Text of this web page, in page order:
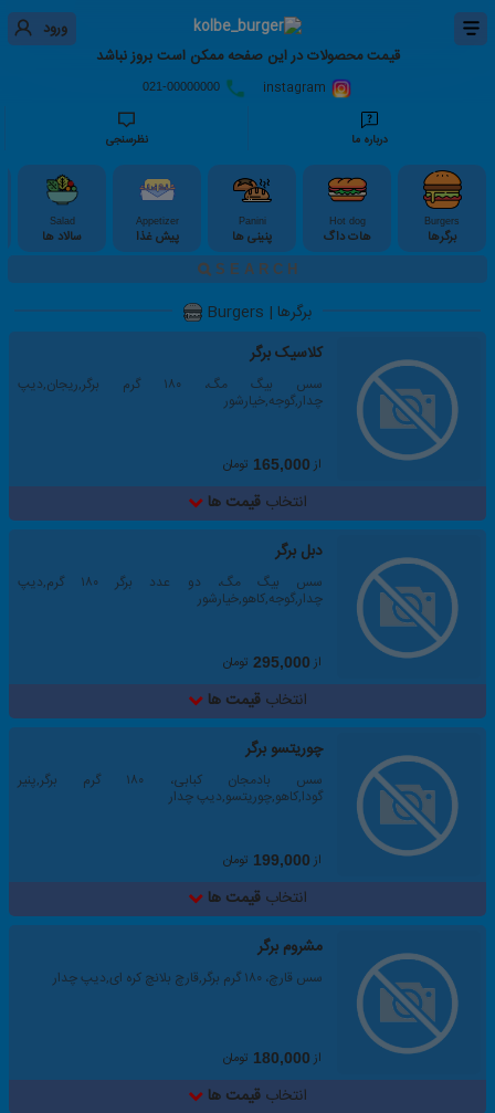
ورود
قیمت محصولات در این صفحه ممکن است بروز نباشد
021-00000000
درباره ما نظرسنجی
Burgers
برگرها
Hot dog
هات داگ
Panini
پنینی ها
Appetizer
پیش غذا
Salad
سالاد ها
برگرها | Burgers
کلاسیک برگر
سس بیگ مگ، ۱۸۰ گرم برگر,ریجان,دیپ
چدار,گوجه,خیارشور
از165,000 تومان
انتخاب قیمت ها
دبل برگر
سس بیگ مگ، دو عدد برگر ۱۸۰ گرم,دیپ
چدار,گوجه,کاهو,خیارشور
از295,000 تومان
انتخاب قیمت ها
چوریتسو برگر
سس بادمجان کبابی، ۱۸۰ گرم برگر,پنیر
گودا,کاهو,چوریتسو,دیپ چدار
از199,000 تومان
انتخاب قیمت ها
مشروم برگر
سس قارچ، ۱۸۰ گرم برگر,قارچ بلانچ کره ای,دیپ چدار
از180,000 تومان
انتخاب قیمت ها